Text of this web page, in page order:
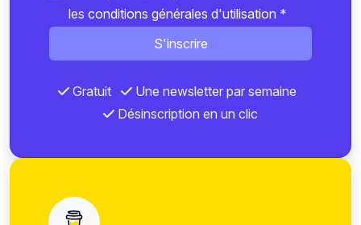
les conditions générales d'utilisation *
S'inscrire
Gratuit
Une newsletter par semaine
Désinscription en un clic